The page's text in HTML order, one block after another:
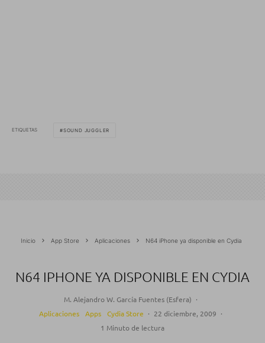
ETIQUETAS SOUND JUGGLER
Inicio App Store Aplicaciones N64 iPhone ya disponible en Cydia
N64 IPHONE YA DISPONIBLE EN CYDIA
M. Alejandro W. García Fuentes (Esfera) ·
Aplicaciones
Apps Cydia Store · 22 diciembre, 2009 ·
1 Minuto de lectura